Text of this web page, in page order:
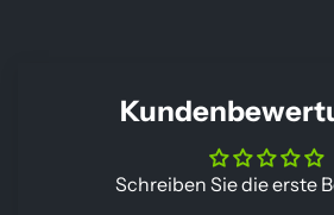
Schreiben Sie die erste